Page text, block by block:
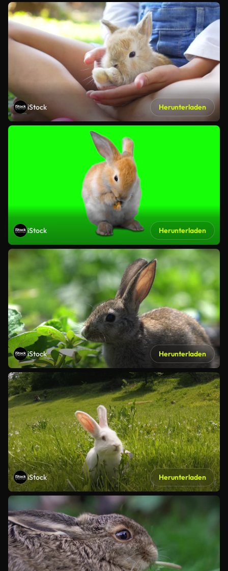
iStock Herunterladen
iStock Herunterladen
iStock Herunterladen
iStock Herunterladen